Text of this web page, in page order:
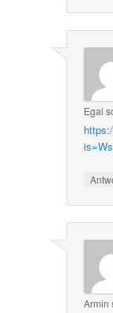
Egal
Armin